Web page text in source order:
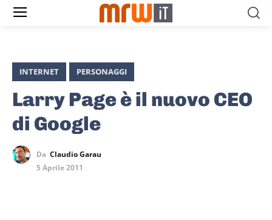
INTERNET PERSONAGGI
Larry Page è il nuovo CEO
di Google
Da Claudio Garau
5 Aprile 2011